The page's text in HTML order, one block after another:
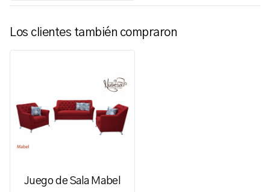
Los clientes también compraron
Juego de Sala Mabel